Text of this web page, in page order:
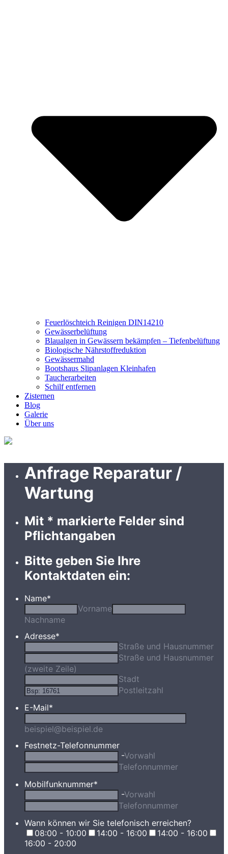
Feuerlöschteich Reinigen DIN14210
Gewässerbelüftung
Blaualgen in Gewässern bekämpfen – Tiefenbelüftung
Biologische Nährstoffreduktion
Gewässermahd
Bootshaus Slipanlagen Kleinhafen
Taucherarbeiten
Schilf entfernen
Zisternen
Blog
Galerie
Über uns
Anfrage Reparatur /
Wartung
Mit * markierte Felder sind
Pflichtangaben
Bitte geben Sie Ihre
Kontaktdaten ein:
Name*
Vorname
Nachname
Adresse*
Straße und Hausnummer
Straße und Hausnummer
(zweite Zeile)
Stadt
Postleitzahl
E-Mail*
beispiel@beispiel.de
Festnetz-Telefonnummer
-Vorwahl
Telefonnummer
Mobilfunknummer*
-Vorwahl
Telefonnummer
Wann können wir Sie telefonisch erreichen?
08:00 - 10:00
14:00 - 16:00
14:00 - 16:00
16:00 - 20:00